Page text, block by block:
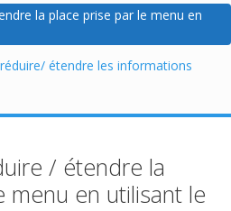
la place prise par le menu en
étendre les informations
/ étendre la
menu en utilisant le